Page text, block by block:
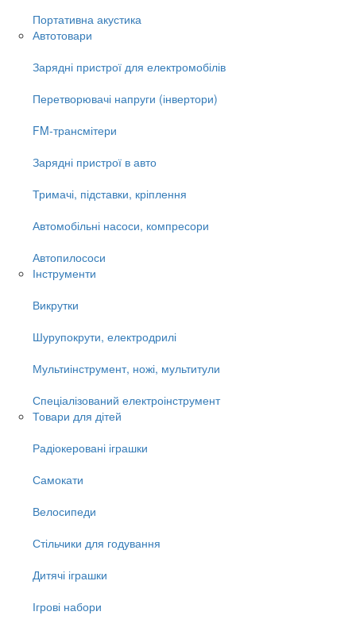
Портативна акустика
Автотовари
Зарядні пристрої для електромобілів
Перетворювачі напруги (інвертори)
FM-трансмітери
Зарядні пристрої в авто
Тримачі, підставки, кріплення
Автомобільні насоси, компресори
Автопилососи
Інструменти
Викрутки
Шурупокрути, електродрилі
Мультиінструмент, ножі, мультитули
Спеціалізований електроінструмент
Товари для дітей
Радіокеровані іграшки
Самокати
Велосипеди
Стільчики для годування
Дитячі іграшки
Ігрові набори